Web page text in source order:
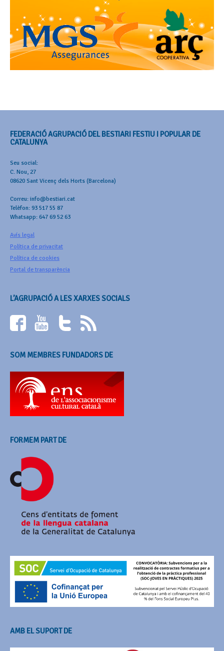
FEDERACIÓ AGRUPACIÓ DEL BESTIARI FESTIU I POPULAR DE
CATALUNYA
Seu social:
C. Nou, 27
08620 Sant Vicenç dels Horts (Barcelona)
Correu: info@bestiari.cat
Telèfon: 93 517 55 87
Whatsapp: 647 69 52 63
Avís legal
Política de privacitat
Política de cookies
Portal de transparència
L’AGRUPACIÓ A LES XARXES SOCIALS
SOM MEMBRES FUNDADORS DE
FORMEM PART DE
AMB EL SUPORT DE